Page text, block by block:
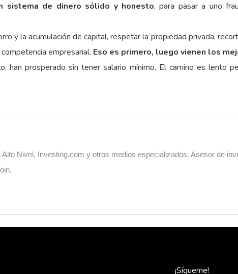
sistema de dinero sólido y honesto, para pasar a uno
y la acumulación de capital, respetar la propiedad privada,
empresarial. Eso es primero, luego vienen los
han prosperado sin tener salario mínimo. El camino es lento
Nivel, Investing.com y otros medios especializados. Asesor de
¡Sígueme!